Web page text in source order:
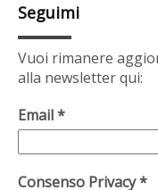
Seguimi
Vuoi rimanere
alla newsletter qui:
Email*
Consenso Privacy*